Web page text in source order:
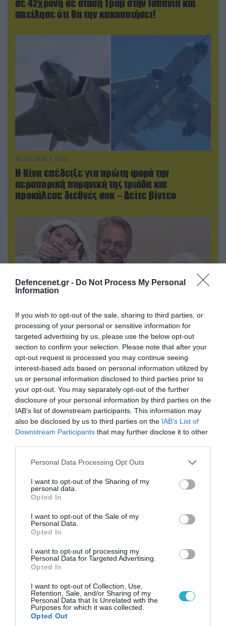
Defencenet.gr - Do Not Process My Personal
Information
If you wish to opt-out of the sale, sharing to third parties, or
processing of your personal or sensitive information for
targeted advertising by us, please use the below opt-out
section to confirm your selection. Please note that after your
opt-out request is processed you may continue seeing
interest-based ads based on personal information utilized by
us or personal information disclosed to third parties prior to
your opt-out. You may separately opt-out of the further
disclosure of your personal information by third parties on the
IAB’s list of downstream participants. This information may
also be disclosed by us to third parties on the IAB’s List of
Downstream Participants that may further disclose it to other
Please note that this website/app uses one or more Google
not limited to your visit or usage behaviour. You may click to
grant or deny consent to Google and its third-party tags to
use your data for below specified purposes in below Google
consent section.
Personal Data Processing Opt Outs
I want to opt-out of the Sharing of my
personal data.
Opted In
I want to opt-out of the Sale of my
Personal Data.
Opted In
I want to opt-out of processing my
Personal Data for Targeted Advertising.
Opted In
I want to opt-out of Collection, Use,
Retention, Sale, and/or Sharing of my
Personal Data that Is Unrelated with the
Purposes for which it was collected.
Opted Out
σε 42χρονη σε στάση Τραμ στην Ισπανία και
απείλησε ότι θα την κακοποιήσει!
05.08.2026 | 20:02
Η Κίνα επέδειξε για πρώτη φορά την
αεροπορική πυρηνική της τριάδα και
προκάλεσε διεθνές σοκ – Δείτε βίντεο
06.08.2026 | 09:02
ΗΠΑ: Το τελευταίο μήνυμα της μητέρας στον
πρώην σύζυγό της πριν από τη δολοφονία των
4 παιδιών τους – «Έχουν ίωση»
05.08.2026 | 22:02
Αδειάζουν το Κραματόρσκ οι Ουκρανοί:
Έκτακτη εκκένωση στην πόλη μετά την
αιφνιδιαστική προώθηση των Ρώσων (βίντεο)